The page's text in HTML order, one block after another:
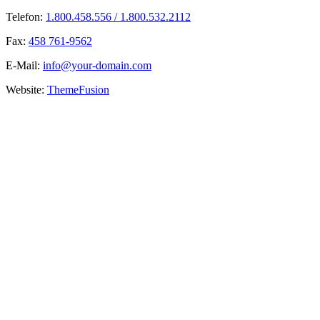
Telefon: 1.800.458.556 / 1.800.532.2112
Fax: 458 761-9562
E-Mail: info@your-domain.com
Website: ThemeFusion